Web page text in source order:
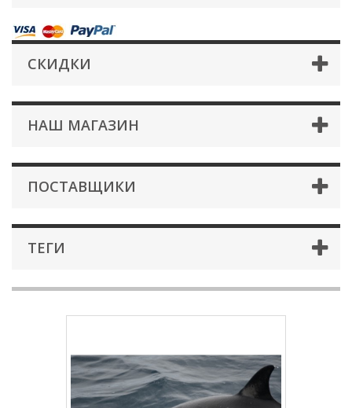
СКИДКИ
НАШ МАГАЗИН
ПОСТАВЩИКИ
ТЕГИ